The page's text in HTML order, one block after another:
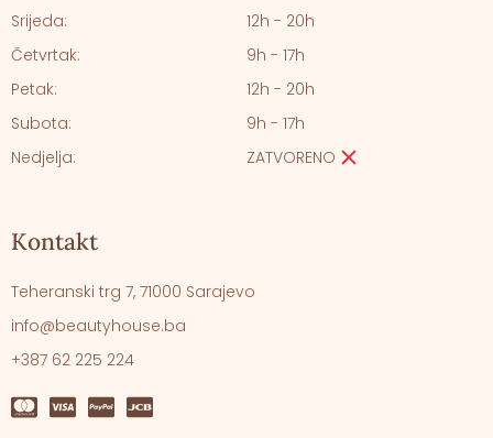
Srijeda:
Četvrtak:
Petak:
Subota:
Nedjelja:
12h - 20h
9h - 17h
12h - 20h
9h - 17h
ZATVORENO
Kontakt
Teheranski trg 7, 71000 Sarajevo
info@beautyhouse.ba
+387 62 225 224